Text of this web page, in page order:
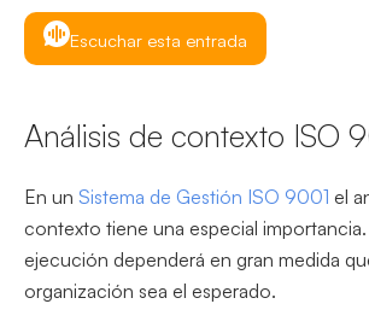
Escuchar esta entrada
Análisis de contexto ISO
En un Sistema de Gestión ISO 9001 el
contexto tiene una especial
ejecución dependerá en gran medida
organización sea el esperado.